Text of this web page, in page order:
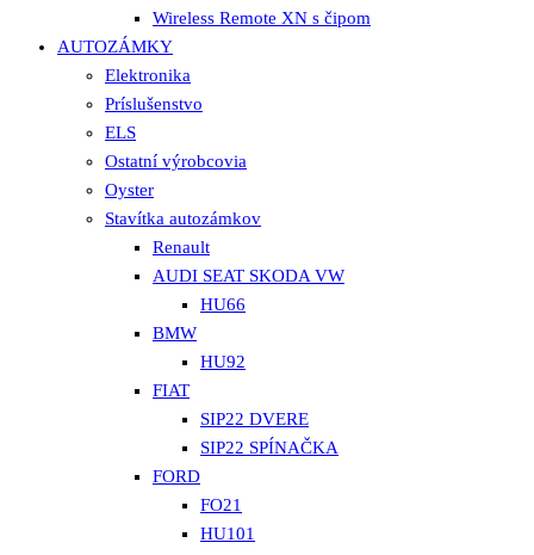
Wireless Remote XN s čipom
AUTOZÁMKY
Elektronika
Príslušenstvo
ELS
Ostatní výrobcovia
Oyster
Stavítka autozámkov
Renault
AUDI SEAT SKODA VW
HU66
BMW
HU92
FIAT
SIP22 DVERE
SIP22 SPÍNAČKA
FORD
FO21
HU101